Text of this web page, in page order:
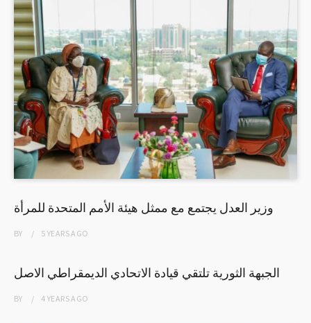
وزير العدل يجتمع مع ممثل هيئة الأمم المتحدة للمرأة
BY 5 YEARSAGO
الجبهة الثورية تلتقي قيادة الاتحادي الديمقراطي الاصل
BY 4 YEARSAGO